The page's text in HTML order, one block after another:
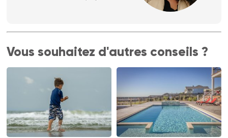
Vous souhaitez d'autres conseils ?